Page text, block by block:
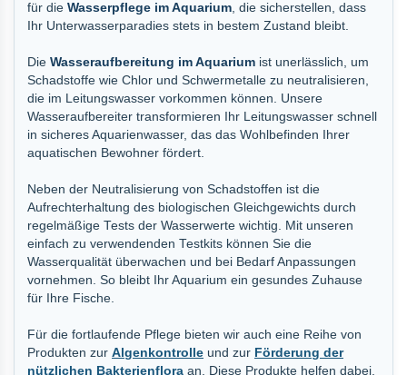
für die Wasserpflege im Aquarium, die sicherstellen, dass
Ihr Unterwasserparadies stets in bestem Zustand bleibt.
Die Wasseraufbereitung im Aquarium ist unerlässlich, um
Schadstoffe wie Chlor und Schwermetalle zu neutralisieren,
die im Leitungswasser vorkommen können. Unsere
Wasseraufbereiter transformieren Ihr Leitungswasser schnell
in sicheres Aquarienwasser, das das Wohlbefinden Ihrer
aquatischen Bewohner fördert.
Neben der Neutralisierung von Schadstoffen ist die
Aufrechterhaltung des biologischen Gleichgewichts durch
regelmäßige Tests der Wasserwerte wichtig. Mit unseren
einfach zu verwendenden Testkits können Sie die
Wasserqualität überwachen und bei Bedarf Anpassungen
vornehmen. So bleibt Ihr Aquarium ein gesundes Zuhause
für Ihre Fische.
Für die fortlaufende Pflege bieten wir auch eine Reihe von
Produkten zur Algenkontrolle und zur Förderung der
nützlichen Bakterienflora an. Diese Produkte helfen dabei,